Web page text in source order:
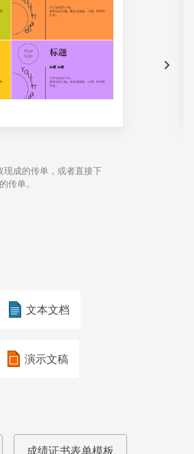
现成的传单，或者直接下
传单。
文本文档
演示文稿
成绩证书表单模板